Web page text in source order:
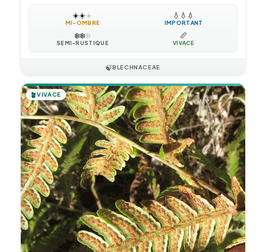
☀️☀️☀️
MI-OMBRE
💧 💧 💧
IMPORTANT
❄️❄️❄️
SEMI-RUSTIQUE
📏
VIVACE
🍃BLECHNACEAE
🪴VIVACE